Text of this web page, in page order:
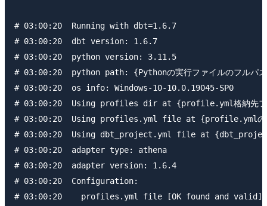
# 03:00:20  Running with dbt=1.6.7
# 03:00:20  dbt version: 1.6.7
# 03:00:20  python version: 3.11.5
# 03:00:20  python path: {Pythonの実行ファイルのフルパ
# 03:00:20  os info: Windows-10-10.0.19045-SP0
# 03:00:20  Using profiles dir at {profile.yml格納先フ
# 03:00:20  Using profiles.yml file at {profile.ymlの
# 03:00:20  Using dbt_project.yml file at
# 03:00:20  adapter type: athena
# 03:00:20  adapter version: 1.6.4
# 03:00:20  Configuration:
# 03:00:20    profiles.yml file [OK found and valid]